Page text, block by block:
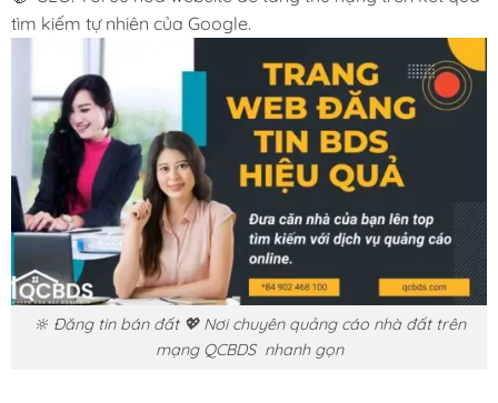
tìm kiếm tự nhiên của Google.
🔆 Đăng tin bán đất 💖 Nơi chuyên quảng cáo nhà đất trên
mạng QCBDS nhanh gọn